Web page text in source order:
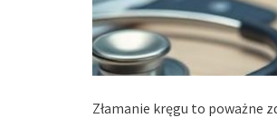
Złamanie kręgu to poważne